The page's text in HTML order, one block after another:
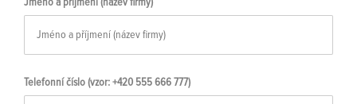
Jméno a příjmení (název firmy)
Telefonní číslo (vzor: +420 555 666 777)